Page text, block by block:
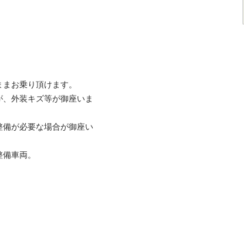
お乗り頂けます。
外装キズ等が御座いま
が必要な場合が御座い
車両。